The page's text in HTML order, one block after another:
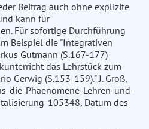
Beitrag auch ohne explizite
kann für
Für sofortige Durchführung
Beispiel die "Integrativen
Gutmann (S.167-177)
das Lehrstück zum
Gerwig (S.153-159)." J. Groß,
die-Phaenomene-Lehren-und-
105348, Datum des